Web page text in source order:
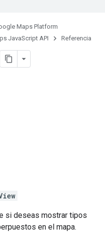
Maps Platform
JavaScript API Referencia
si deseas mostrar tipos
en el mapa.